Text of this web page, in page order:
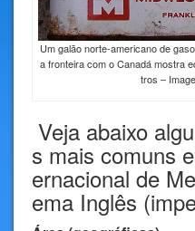
Um galão norte-americano de
a fronteira com o Canadá mostra
tros –
Veja abaixo
s mais comuns
ernacional de
ema Inglês